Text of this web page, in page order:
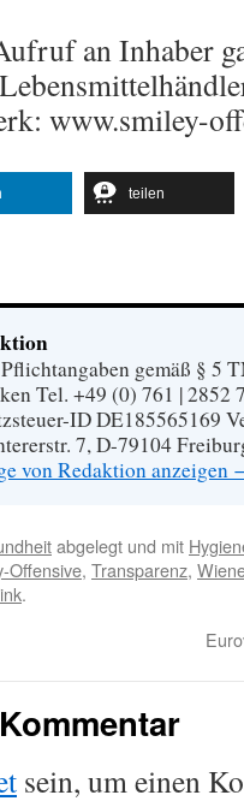
an Inhaber
www.smiley-
teilen
gemäß § 5
Tel. +49 (0) 761 | 2852
ID DE185565169
7, D-79104
von Redaktion anzeigen
abgelegt und mit
Offensive, Transparenz,
.
sein, um einen